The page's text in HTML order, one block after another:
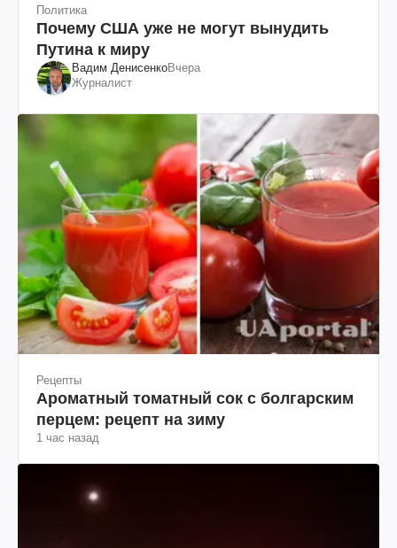
Политика
Почему США уже не могут вынудить
Путина к миру
Вадим ДенисенкоВчера
Журналист
Рецепты
Ароматный томатный сок с болгарским
перцем: рецепт на зиму
1 час назад